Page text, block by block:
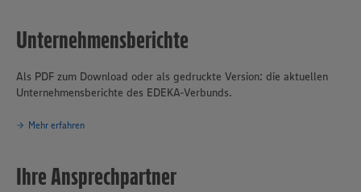
Unternehmensberichte
Als PDF zum Download oder als gedruckte Version: die aktuellen
Unternehmensberichte des EDEKA-Verbunds.
Mehr erfahren
Ihre Ansprechpartner